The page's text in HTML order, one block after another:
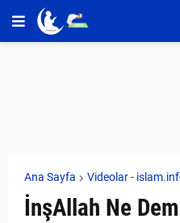
Ana Sayfa Videolar -
İnşAllah Ne